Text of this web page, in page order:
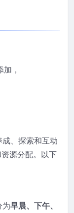
，
成、探索和互动
源分配。以下
为早晨、下午、